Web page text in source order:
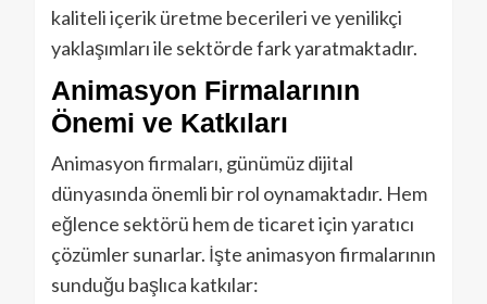
kaliteli içerik üretme becerileri ve yenilikçi
yaklaşımları ile sektörde fark yaratmaktadır.
Animasyon Firmalarının
Önemi ve Katkıları
Animasyon firmaları, günümüz dijital
dünyasında önemli bir rol oynamaktadır. Hem
eğlence sektörü hem de ticaret için yaratıcı
çözümler sunarlar. İşte animasyon firmalarının
sunduğu başlıca katkılar: